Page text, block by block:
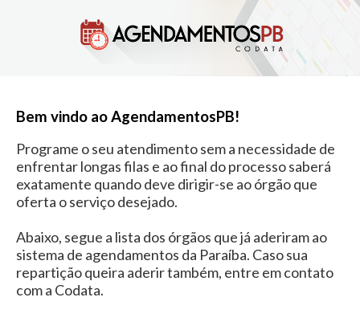
Bem vindo ao AgendamentosPB!
Programe o seu atendimento sem a necessidade de
enfrentar longas filas e ao final do processo saberá
exatamente quando deve dirigir-se ao órgão que
oferta o serviço desejado.
Abaixo, segue a lista dos órgãos que já aderiram ao
sistema de agendamentos da Paraíba. Caso sua
repartição queira aderir também, entre em contato
com a Codata.